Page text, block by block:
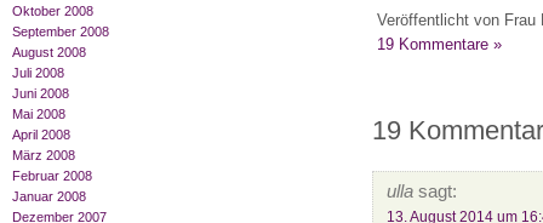
Oktober 2008
September 2008
August 2008
Juli 2008
Juni 2008
Mai 2008
April 2008
März 2008
Februar 2008
Januar 2008
Dezember 2007
Veröffentlicht von Frau
19 Kommentare »
19
ullasagt:
13. August 2014 um